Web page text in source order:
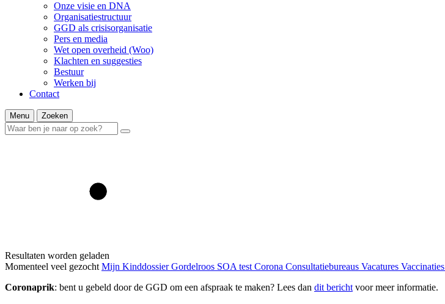
Onze visie en DNA
Organisatiestructuur
GGD als crisisorganisatie
Pers en media
Wet open overheid (Woo)
Klachten en suggesties
Bestuur
Werken bij
Contact
Menu Zoeken
Resultaten worden geladen
Momenteel veel gezocht Mijn KinddossierGordelroos SOA testCorona Consultatiebureaus Vacatures Vaccinaties
Coronaprik: bent u gebeld door de GGD om een afspraak te maken? Lees dan dit berichtvoor meer informatie.